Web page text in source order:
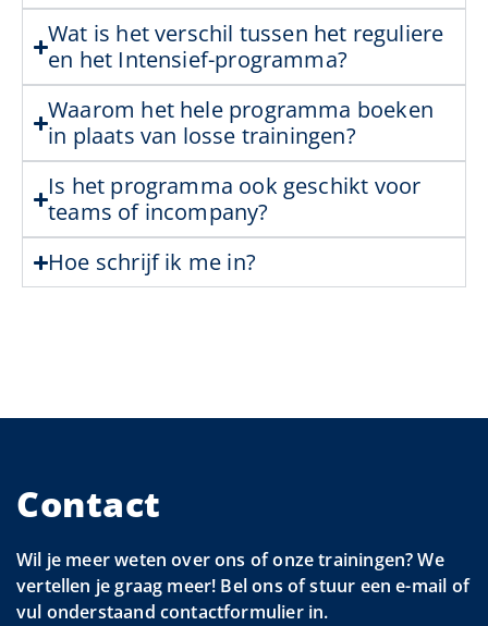
Wat is het verschil tussen het reguliere
en het Intensief-programma?
Waarom het hele programma boeken
in plaats van losse trainingen?
Is het programma ook geschikt voor
teams of incompany?
Hoe schrijf ik me in?
Contact
Wil je meer weten over ons of onze trainingen? We
vertellen je graag meer! Bel ons of stuur een e-mail of
vul onderstaand contactformulier in.